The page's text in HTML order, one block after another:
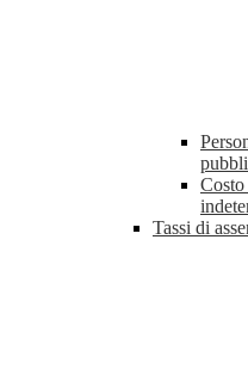
Costo
Tassi di